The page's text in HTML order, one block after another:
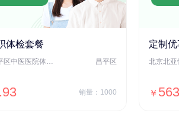
体检套餐
北京市昌平区中医医院体检中心 昌平区
销量：1000
定制优
北京北亚
￥